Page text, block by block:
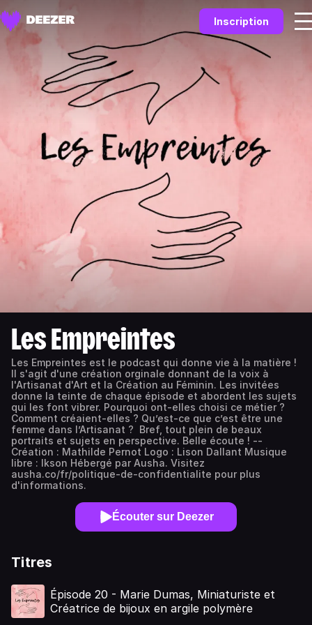
Inscription
Les Empreintes
Les Empreintes est le podcast qui donne vie à la matière !
Il s'agit d'une création orginale donnant de la voix à
l'Artisanat d'Art et la Création au Féminin. Les invitées
donne la teinte de chaque épisode et abordent les sujets
qui les font vibrer. Pourquoi ont-elles choisi ce métier ?
Comment créaient-elles ? Qu’est-ce que c’est être une
femme dans l’Artisanat ? Bref, tout plein de beaux
portraits et sujets en perspective. Belle écoute ! --
Création : Mathilde Pernot Logo : Lison Dallant Musique
libre : Ikson Hébergé par Ausha. Visitez
ausha.co/fr/politique-de-confidentialite pour plus
d'informations.
Écouter sur Deezer
Titres
Épisode 20 - Marie Dumas, Miniaturiste et
Créatrice de bijoux en argile polymère